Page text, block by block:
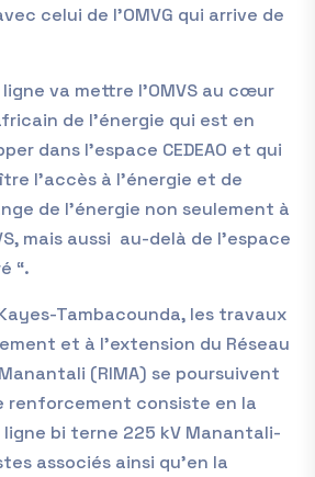
celui de l’OMVG qui arrive de
va mettre l’OMVS au cœur
de l’énergie qui est en
dans l’espace CEDEAO et qui
l’accès à l’énergie et de
de l’énergie non seulement à
mais aussi au-delà de l’espace
“.
Tambacounda, les travaux
et à l’extension du Réseau
(RIMA) se poursuivent
renforcement consiste en la
bi terne 225 kV Manantali-
associés ainsi qu’en la